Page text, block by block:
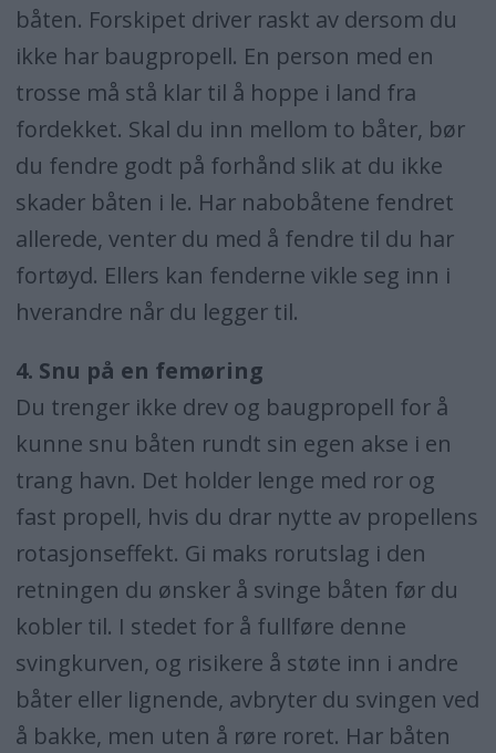
båten. Forskipet driver raskt av dersom du
ikke har baugpropell. En person med en
trosse må stå klar til å hoppe i land fra
fordekket. Skal du inn mellom to båter, bør
du fendre godt på forhånd slik at du ikke
skader båten i le. Har nabobåtene fendret
allerede, venter du med å fendre til du har
fortøyd. Ellers kan fenderne vikle seg inn i
hverandre når du legger til.
4. Snu på en femøring
Du trenger ikke drev og baugpropell for å
kunne snu båten rundt sin egen akse i en
trang havn. Det holder lenge med ror og
fast propell, hvis du drar nytte av propellens
rotasjonseffekt. Gi maks rorutslag i den
retningen du ønsker å svinge båten før du
kobler til. I stedet for å fullføre denne
svingkurven, og risikere å støte inn i andre
båter eller lignende, avbryter du svingen ved
å bakke, men uten å røre roret. Har båten